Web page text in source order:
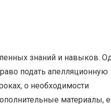
знаний и навыков.
подать апелляционную
о необходимости
материалы,